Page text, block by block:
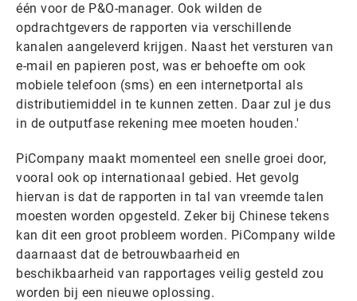
één voor de P&O-manager. Ook wilden de
opdrachtgevers de rapporten via verschillende
kanalen aangeleverd krijgen. Naast het versturen van
e-mail en papieren post, was er behoefte om ook
mobiele telefoon (sms) en een internetportal als
distributiemiddel in te kunnen zetten. Daar zul je dus
in de outputfase rekening mee moeten houden.'
PiCompany maakt momenteel een snelle groei door,
vooral ook op internationaal gebied. Het gevolg
hiervan is dat de rapporten in tal van vreemde talen
moesten worden opgesteld. Zeker bij Chinese tekens
kan dit een groot probleem worden. PiCompany wilde
daarnaast dat de betrouwbaarheid en
beschikbaarheid van rapportages veilig gesteld zou
worden bij een nieuwe oplossing.